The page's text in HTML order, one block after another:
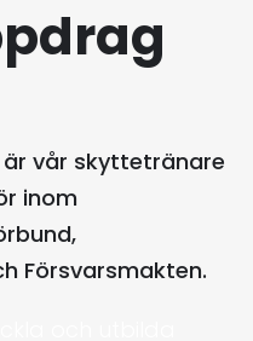
vår skyttetränare
inom
Försvarsmakten.